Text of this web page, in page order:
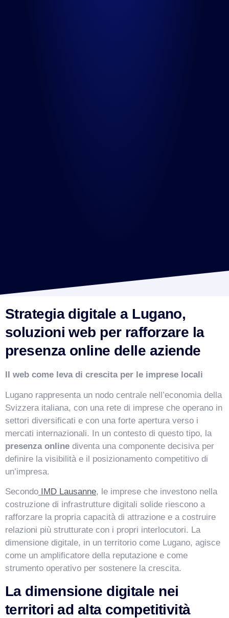
Strategia digitale a Lugano,
soluzioni web per rafforzare la
presenza online delle aziende
Il web come leva di crescita per le imprese locali
Lugano rappresenta un nodo centrale nell’economia della
Svizzera italiana, con una rete di imprese che operano in
settori diversificati e con una forte apertura verso i
mercati internazionali. In un contesto di questo tipo, la
presenza online diventa una componente decisiva per
definire la visibilità e il posizionamento competitivo di
un’impresa.
Secondo IMD Lausanne, le imprese che investono nella
costruzione di infrastrutture digitali solide riescono a
rafforzare la propria capacità di attrazione e a costruire
relazioni più strutturate con i propri interlocutori. La
dimensione digitale, in un territorio come Lugano, agisce
come un amplificatore della reputazione e come
strumento operativo per sostenere la crescita.
La dimensione digitale nei
territori ad alta competitività